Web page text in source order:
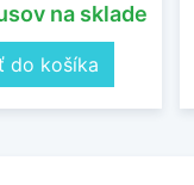
na sklade
do košíka